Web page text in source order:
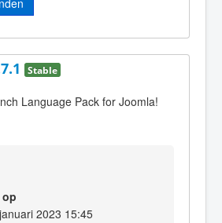
Stable
Language Pack for Joomla!
2023 15:45